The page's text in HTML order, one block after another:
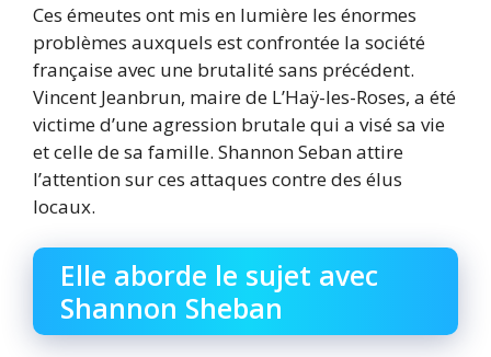
Ces émeutes ont mis en lumière les énormes
problèmes auxquels est confrontée la société
française avec une brutalité sans précédent.
Vincent Jeanbrun, maire de L’Haÿ-les-Roses, a été
victime d’une agression brutale qui a visé sa vie
et celle de sa famille. Shannon Seban attire
l’attention sur ces attaques contre des élus
locaux.
Elle aborde le sujet avec
Shannon Sheban